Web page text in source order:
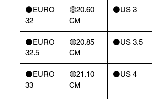
⚫️EURO
32
🟡20.60
CM
⚫️US 3
⚫️EURO
32.5
🟡20.85
CM
⚫️US 3.5
⚫️EURO
33
🟡21.10
CM
⚫️US 4